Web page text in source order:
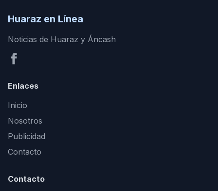
Huaraz en Línea
Noticias de Huaraz y Áncash
Enlaces
Inicio
Nosotros
Publicidad
Contacto
Contacto